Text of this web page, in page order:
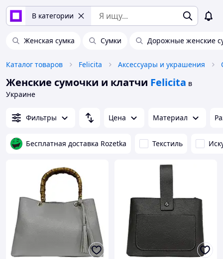
В категории
Женская сумка Сумки Дорожные женские
Каталог товаров Felicita Аксессуары и украшения
Женские сумочки и клатчи Felicita в
Украине
Фильтры Цена Материал
Бесплатная доставка Rozetka Текстиль